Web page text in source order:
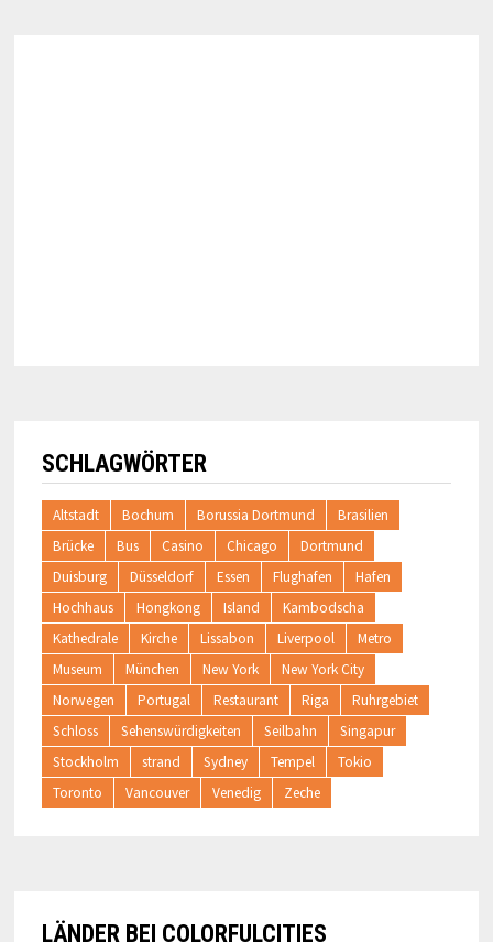
SCHLAGWÖRTER
Altstadt Bochum Borussia Dortmund
Brasilien
Brücke
Bus Casino Chicago
Dortmund
Duisburg
Düsseldorf Essen Flughafen
Hafen
Hochhaus
Hongkong Island
Kambodscha
Kathedrale
Kirche Lissabon Liverpool
Metro
Museum
München New York
New York City
Norwegen
Portugal Restaurant Riga
Ruhrgebiet
Schloss
Sehenswürdigkeiten Seilbahn
Singapur
Stockholm
strand Sydney Tempel
Tokio
Toronto
Vancouver Venedig Zeche
LÄNDER BEI COLORFULCITIES